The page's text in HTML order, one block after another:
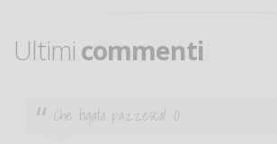
Ultimi commenti
Ciao. Sono a Treviglio da poco e vorrei
giocare. Se sei in zona e puoi giocare